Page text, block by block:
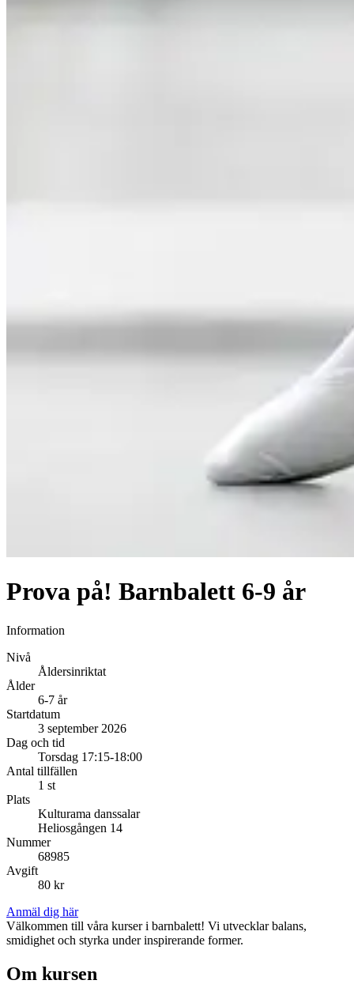
Prova på! Barnbalett 6-9 år
Information
Nivå
Åldersinriktat
Ålder
6-7 år
Startdatum
3 september 2026
Dag och tid
Torsdag 17:15-18:00
Antal tillfällen
1 st
Plats
Kulturama danssalar
Heliosgången 14
Nummer
68985
Avgift
80 kr
Anmäl dig här
Välkommen till våra kurser i barnbalett! Vi utvecklar balans,
smidighet och styrka under inspirerande former.
Om kursen